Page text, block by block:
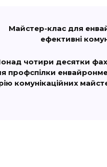
Майстер-клас для
ефективні
чотири десятки
профспілки
комунікаційних